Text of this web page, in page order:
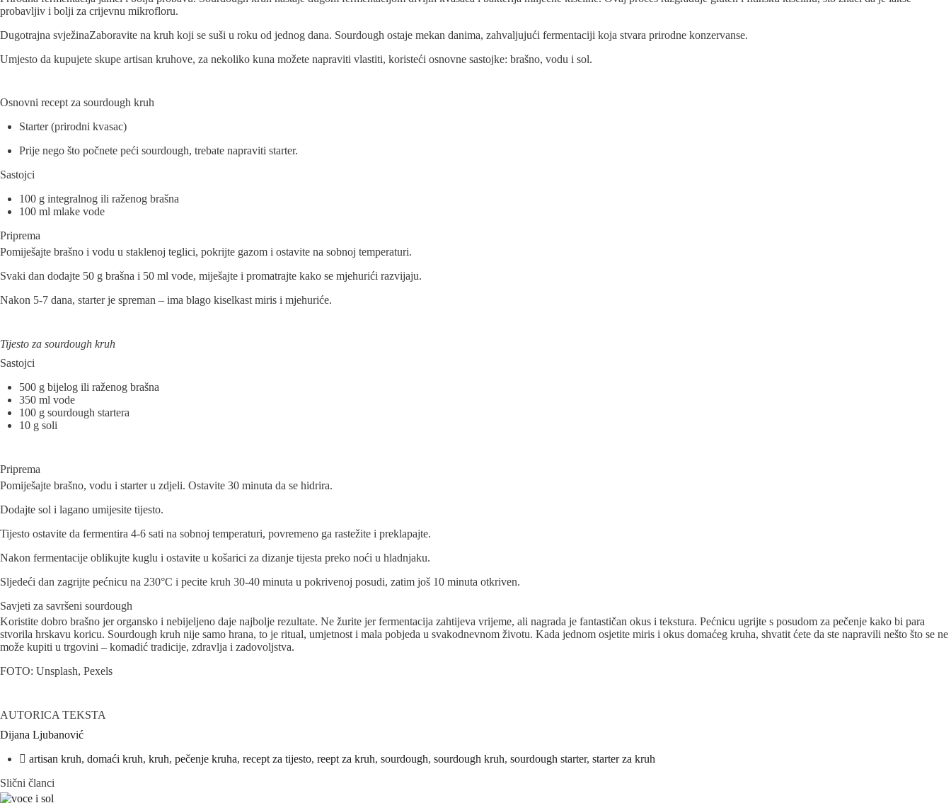
probavljiv i bolji za crijevnu mikrofloru.
Dugotrajna svježinaZaboravite na kruh koji se suši u roku od jednog dana. Sourdough ostaje mekan danima, zahvaljujući fermentaciji koja stvara prirodne konzervanse.
Umjesto da kupujete skupe artisan kruhove, za nekoliko kuna možete napraviti vlastiti, koristeći osnovne sastojke: brašno, vodu i sol.
Osnovni recept za sourdough kruh
Starter (prirodni kvasac)
Prije nego što počnete peći sourdough, trebate napraviti starter.
Sastojci
100 g integralnog ili raženog brašna
100 ml mlake vode
Priprema
Pomiješajte brašno i vodu u staklenoj teglici, pokrijte gazom i ostavite na sobnoj temperaturi.
Svaki dan dodajte 50 g brašna i 50 ml vode, miješajte i promatrajte kako se mjehurići razvijaju.
Nakon 5-7 dana, starter je spreman – ima blago kiselkast miris i mjehuriće.
Tijesto za sourdough kruh
Sastojci
500 g bijelog ili raženog brašna
350 ml vode
100 g sourdough startera
10 g soli
Priprema
Pomiješajte brašno, vodu i starter u zdjeli. Ostavite 30 minuta da se hidrira.
Dodajte sol i lagano umijesite tijesto.
Tijesto ostavite da fermentira 4-6 sati na sobnoj temperaturi, povremeno ga rastežite i preklapajte.
Nakon fermentacije oblikujte kuglu i ostavite u košarici za dizanje tijesta preko noći u hladnjaku.
Sljedeći dan zagrijte pećnicu na 230°C i pecite kruh 30-40 minuta u pokrivenoj posudi, zatim još 10 minuta otkriven.
Savjeti za savršeni sourdough
Koristite dobro brašno jer organsko i nebijeljeno daje najbolje rezultate. Ne žurite jer fermentacija zahtijeva vrijeme, ali nagrada je fantastičan okus i tekstura. Pećnicu ugrijte s posudom za pečenje kako bi para
stvorila hrskavu koricu. Sourdough kruh nije samo hrana, to je ritual, umjetnost i mala pobjeda u svakodnevnom životu. Kada jednom osjetite miris i okus domaćeg kruha, shvatit ćete da ste napravili nešto što se ne
može kupiti u trgovini – komadić tradicije, zdravlja i zadovoljstva.
FOTO: Unsplash, Pexels
AUTORICA TEKSTA
Dijana Ljubanović
artisan kruh,domaći kruh,kruh,pečenje kruha,recept za tijesto,reept za kruh,sourdough,sourdough kruh,sourdough starter,starter za kruh
Slični članci